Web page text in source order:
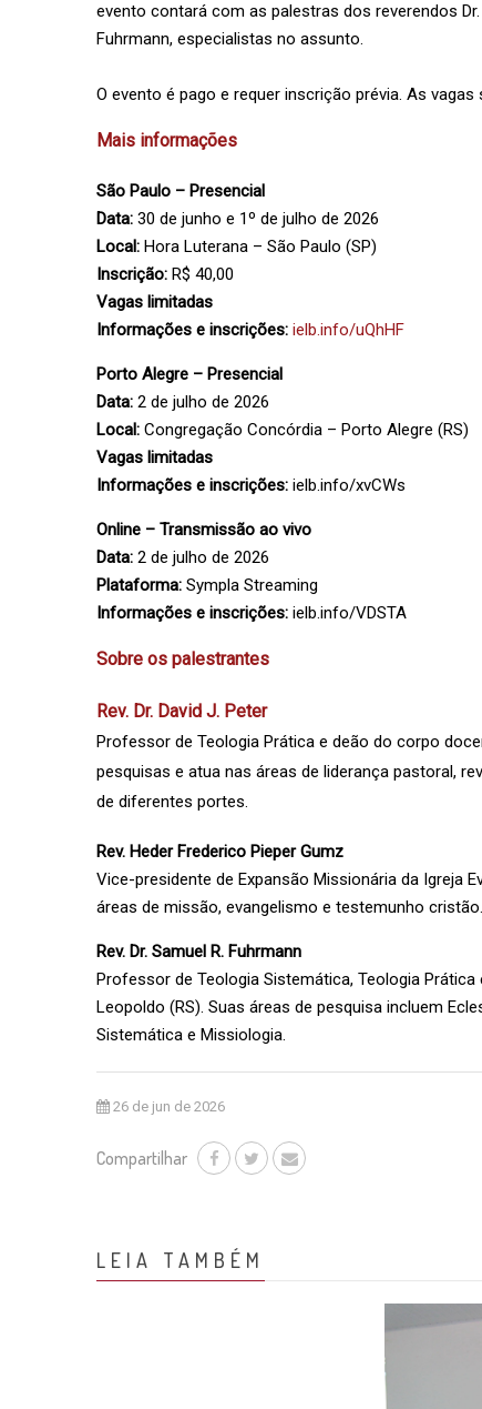
evento contará com as palestras dos reverendos Dr.
Fuhrmann, especialistas no assunto.
O evento é pago e requer inscrição prévia. As vagas
Mais informações
São Paulo – Presencial
Data: 30 de junho e 1º de julho de 2026
Local: Hora Luterana – São Paulo (SP)
Inscrição: R$ 40,00
Vagas limitadas
Informações e inscrições: ielb.info/uQhHF
Porto Alegre – Presencial
Data: 2 de julho de 2026
Local: Congregação Concórdia – Porto Alegre (RS)
Vagas limitadas
Informações e inscrições: ielb.info/xvCWs
Online – Transmissão ao vivo
Data: 2 de julho de 2026
Plataforma: Sympla Streaming
Informações e inscrições: ielb.info/VDSTA
Sobre os palestrantes
Rev. Dr. David J. Peter
Professor de Teologia Prática e deão do corpo
pesquisas e atua nas áreas de liderança pastoral,
de diferentes portes.
Rev. Heder Frederico Pieper Gumz
Vice-presidente de Expansão Missionária da Igreja
áreas de missão, evangelismo e testemunho cristão.
Rev. Dr. Samuel R. Fuhrmann
Professor de Teologia Sistemática, Teologia
Leopoldo (RS). Suas áreas de pesquisa incluem
Sistemática e Missiologia.
26 de jun de 2026
Compartilhar
LEIA TAMBÉM